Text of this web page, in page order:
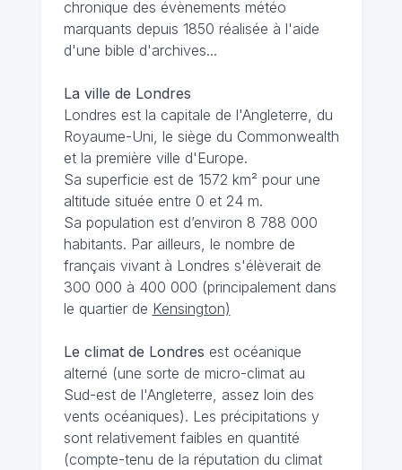
chronique des évènements météo
marquants depuis 1850 réalisée à l'aide
d'une bible d'archives...
La ville de Londres
Londres est la capitale de l'Angleterre, du
Royaume-Uni, le siège du Commonwealth
et la première ville d'Europe.
Sa superficie est de 1572 km² pour une
altitude située entre 0 et 24 m.
Sa population est d’environ 8 788 000
habitants. Par ailleurs, le nombre de
français vivant à Londres s'élèverait de
300 000 à 400 000 (principalement dans
le quartier de Kensington)
Le climat de Londres est océanique
alterné (une sorte de micro-climat au
Sud-est de l'Angleterre, assez loin des
vents océaniques). Les précipitations y
sont relativement faibles en quantité
(compte-tenu de la réputation du climat